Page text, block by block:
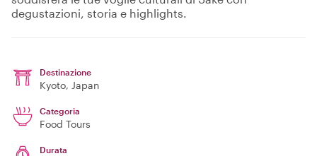
degustazioni, storia e highlights.
Destinazione
Kyoto, Japan
Categoria
Food Tours
Durata